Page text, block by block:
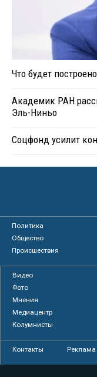
Что будет
Академик РАН
Эль-Ниньо
Соцфонд усилит
Политика
Общество
Происшествия
Видео
Фото
Мнения
Медиацентр
Колумнисты
Контакты Реклама